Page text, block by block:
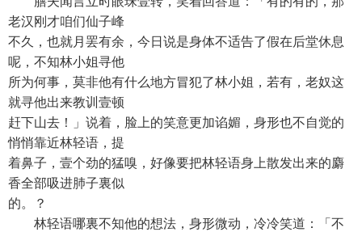
老汉刚才咱们仙子峰
不久，也就月罢有余，今日说是身体不适告了假在后堂休息
呢，不知林小姐寻他
所为何事，莫非他有什么地方冒犯了林小姐，若有，老奴这
就寻他出来教训壹顿
赶下山去！」说着，脸上的笑意更加谄媚，身形也不自觉的
悄悄靠近林轻语，提
着鼻子，壹个劲的猛嗅，好像要把林轻语身上散发出来的麝
香全部吸进肺子裏似
的。？
林轻语哪裏不知他的想法，身形微动，冷冷笑道：「不